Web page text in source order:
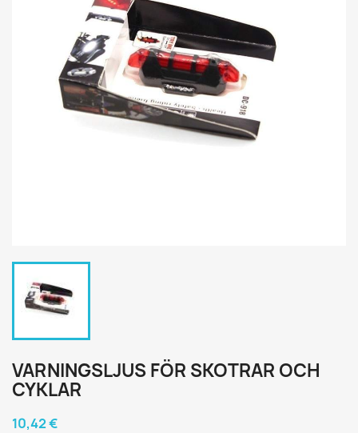
VARNINGSLJUS FÖR SKOTRAR OCH
CYKLAR
10,42 €